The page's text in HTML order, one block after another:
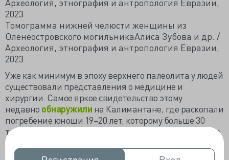
Томограмма нижней челюсти женщины из
Оленеостровского могильникаАлиса Зубова и др. /
Археология, этнография и антропология Евразии,
2023
Уже как минимум в эпоху верхнего палеолита у людей
существовали представления о медицине и
хирургии. Самое яркое свидетельство этому
недавно обнаружили на Калимантане, где раскопали
погребение юноши 19–20 лет, которому больше 30
тысяч лет назад успешно ампутировали ногу. К более
позднему времени относится древнейший известный
случай стоматологии. Так, еще в 1988 году на